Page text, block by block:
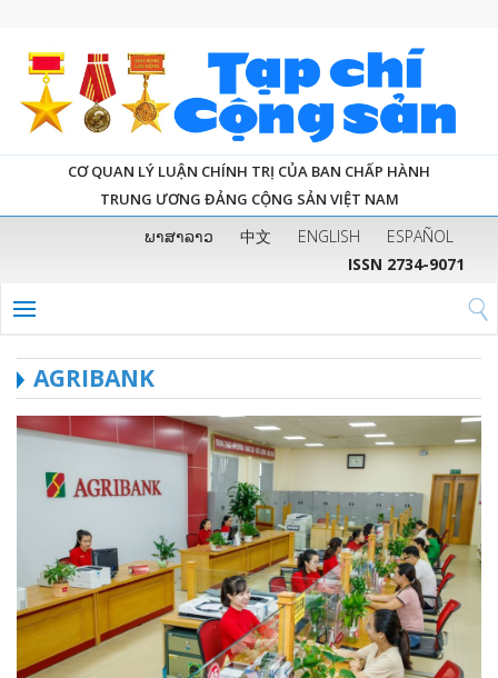
CƠ QUAN LÝ LUẬN CHÍNH TRỊ CỦA BAN CHẤP HÀNH
TRUNG ƯƠNG ĐẢNG CỘNG SẢN VIỆT NAM
ພາສາລາວ 中文 ENGLISH
ESPAÑOL
ISSN 2734-9071
AGRIBANK